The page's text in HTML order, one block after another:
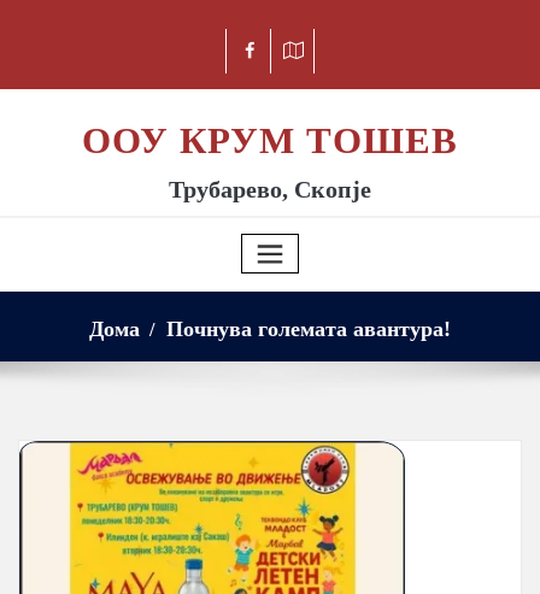
ООУ КРУМ ТОШЕВ
Трубарево, Скопје
Дома Почнува големата авантура!